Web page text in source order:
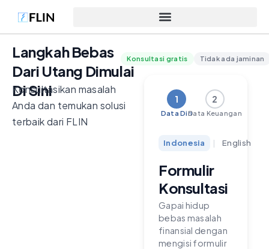
Langkah Bebas
Dari Utang Dimulai
Di Sini
Konsultasikan masalah
Anda dan temukan solusi
terbaik dari FLIN
Konsultasi gratis Tidak ada jaminan
1
Data Diri
2
Data Keuangan
Formulir
Konsultasi
Gapai hidup
bebas masalah
finansial dengan
mengisi formulir
Indonesia | English